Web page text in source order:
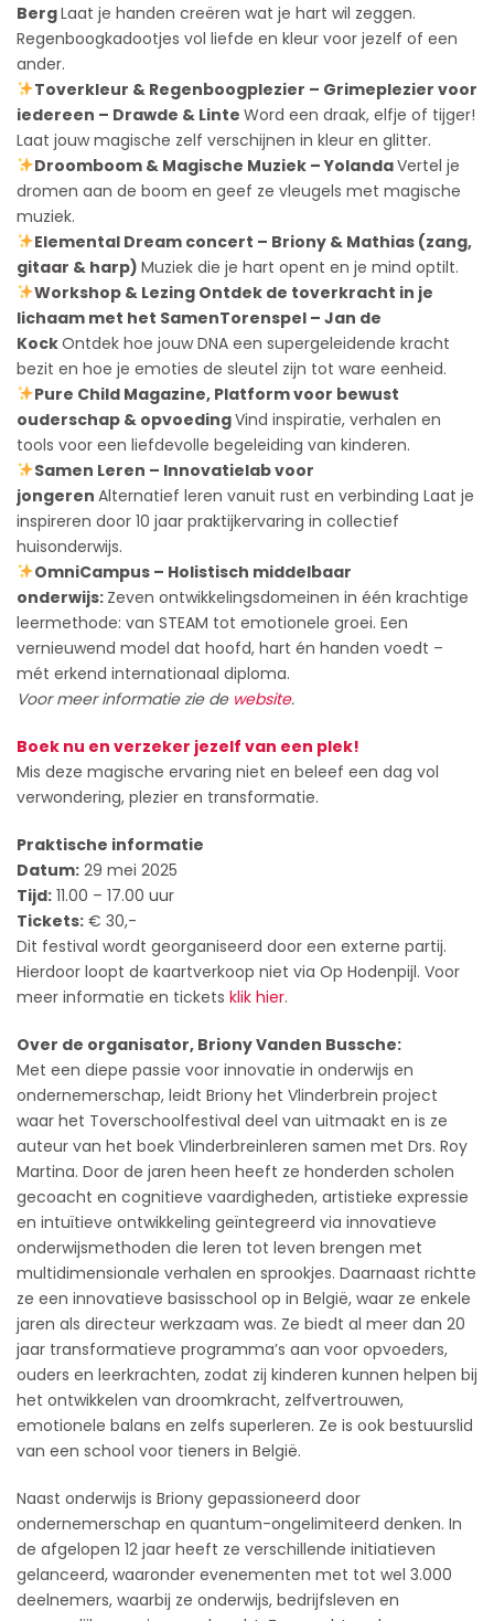
BergLaat je handen creëren wat je hart wil zeggen.
Regenboogkadootjes vol liefde en kleur voor jezelf of een
ander.
Toverkleur & Regenboogplezier – Grimeplezier voor
iedereen – Drawde & Linte Word een draak, elfje of tijger!
Laat jouw magische zelf verschijnen in kleur en glitter.
Droomboom & Magische Muziek – YolandaVertel je
dromen aan de boom en geef ze vleugels met magische
muziek.
Elemental Dream concert – Briony & Mathias (zang,
gitaar & harp) Muziek die je hart opent en je mind optilt.
Workshop & Lezing Ontdek de toverkracht in je
lichaam met het SamenTorenspel – Jan de
KockOntdek hoe jouw DNA een supergeleidende kracht
bezit en hoe je emoties de sleutel zijn tot ware eenheid.
Pure Child Magazine, Platform voor bewust
ouderschap & opvoedingVind inspiratie, verhalen en
tools voor een liefdevolle begeleiding van kinderen.
Samen Leren – Innovatielab voor
jongeren Alternatief leren vanuit rust en verbinding Laat je
inspireren door 10 jaar praktijkervaring in collectief
huisonderwijs.
OmniCampus – Holistisch middelbaar
onderwijs: Zeven ontwikkelingsdomeinen in één krachtige
leermethode: van STEAM tot emotionele groei. Een
vernieuwend model dat hoofd, hart én handen voedt –
mét erkend internationaal diploma.
Voor meer informatie zie de website.
Boek nu en verzeker jezelf van een plek!
Mis deze magische ervaring niet en beleef een dag vol
verwondering, plezier en transformatie.
Praktische informatie
Datum: 29 mei 2025
Tijd: 11.00 – 17.00 uur
Tickets: € 30,-
Dit festival wordt georganiseerd door een externe partij.
Hierdoor loopt de kaartverkoop niet via Op Hodenpijl. Voor
meer informatie en tickets klik hier.
Over de organisator, Briony Vanden Bussche:
Met een diepe passie voor innovatie in onderwijs en
ondernemerschap, leidt Briony het Vlinderbrein project
waar het Toverschoolfestival deel van uitmaakt en is ze
auteur van het boek Vlinderbreinleren samen met Drs. Roy
Martina. Door de jaren heen heeft ze honderden scholen
gecoacht en cognitieve vaardigheden, artistieke expressie
en intuïtieve ontwikkeling geïntegreerd via innovatieve
onderwijsmethoden die leren tot leven brengen met
multidimensionale verhalen en sprookjes. Daarnaast richtte
ze een innovatieve basisschool op in België, waar ze enkele
jaren als directeur werkzaam was. Ze biedt al meer dan 20
jaar transformatieve programma’s aan voor opvoeders,
ouders en leerkrachten, zodat zij kinderen kunnen helpen bij
het ontwikkelen van droomkracht, zelfvertrouwen,
emotionele balans en zelfs superleren. Ze is ook bestuurslid
van een school voor tieners in België.
Naast onderwijs is Briony gepassioneerd door
ondernemerschap en quantum-ongelimiteerd denken. In
de afgelopen 12 jaar heeft ze verschillende initiatieven
gelanceerd, waaronder evenementen met tot wel 3.000
deelnemers, waarbij ze onderwijs, bedrijfsleven en